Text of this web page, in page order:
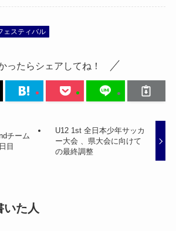
ェスティバル
ったらシェアしてね！
チーム
目
U12 1st 全日本少年サッカ
ー大会 、県大会に向けて
の最終調整
いた人